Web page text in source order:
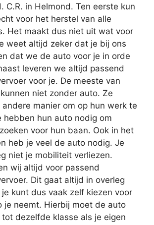
C.R. in Helmond. Ten eerste kun
voor het herstel van alle
Het maakt dus niet uit wat voor
weet altijd zeker dat je bij ons
dat we de auto voor je in orde
leveren we altijd passend
voor je. De meeste van
niet zonder auto. Ze
manier om op hun werk te
hebben hun auto nodig om
voor hun baan. Ook in het
heb je veel de auto nodig. Je
niet je mobiliteit verliezen.
wij altijd voor passend
Dit gaat altijd in overleg
kunt dus vaak zelf kiezen voor
je neemt. Hierbij moet de auto
dezelfde klasse als je eigen